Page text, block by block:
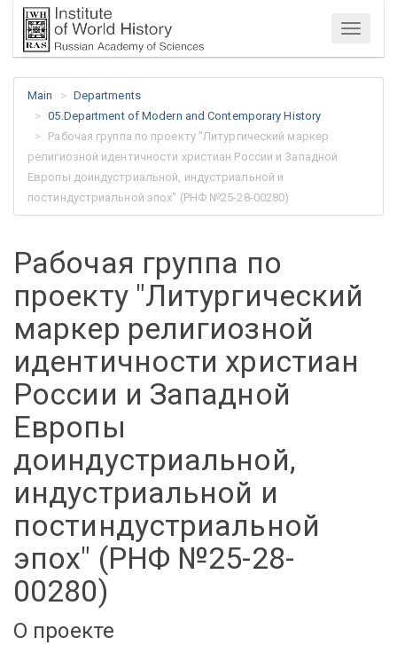
Menu
Main
Departments
05.Department of Modern and Contemporary History
Рабочая группа по проекту "Литургический маркер
религиозной идентичности христиан России и Западной
Европы доиндустриальной, индустриальной и
постиндустриальной эпох" (РНФ №25-28-00280)
Рабочая группа по
проекту "Литургический
маркер религиозной
идентичности христиан
России и Западной
Европы
доиндустриальной,
индустриальной и
постиндустриальной
эпох" (РНФ №25-28-
00280)
О проекте